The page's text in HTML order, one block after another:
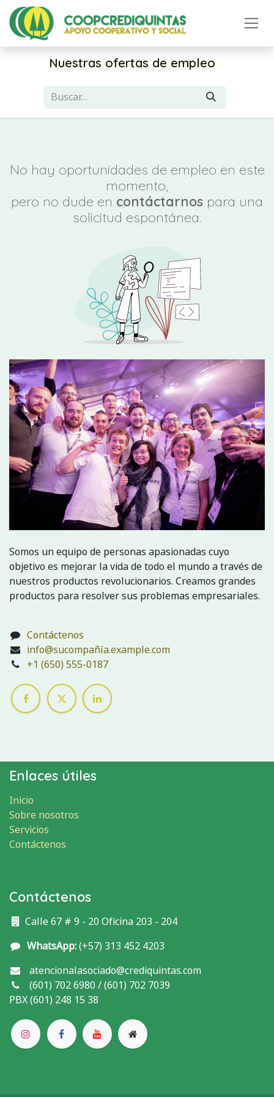
Ir al contenido
Nuestras ofertas de empleo
No hay oportunidades de empleo en este
momento,
pero no dude en contáctarnos para una
solicitud espontánea.
Somos un equipo de personas apasionadas cuyo
objetivo es mejorar la vida de todo el mundo a través de
nuestros productos revolucionarios. Creamos grandes
productos para resolver sus problemas empresariales.
Contáctenos
info@sucompañía.example.com
+1 (650) 555-0187
Enlaces útiles
Inicio
Sobre nosotros
Servicios
Contáctenos
Contáctenos
Calle 67 # 9 - 20 Oficina 203 - 204
WhatsApp:(+57) 313 452 4203
atencionalasociado@crediquintas.com
(601) 702 6980 / (601) 702 7039
PBX (601) 248 15 38